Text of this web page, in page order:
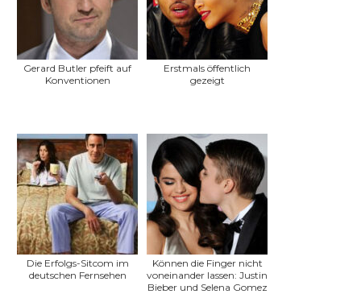
Gerard Butler pfeift auf
Konventionen
Erstmals öffentlich
gezeigt
Die Erfolgs-Sitcom im
deutschen Fernsehen
Können die Finger nicht
voneinander lassen: Justin
Bieber und Selena Gomez